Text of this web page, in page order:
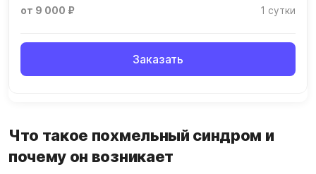
от 9 000 ₽ 1 сутки
Заказать
Что такое похмельный синдром и
почему он возникает